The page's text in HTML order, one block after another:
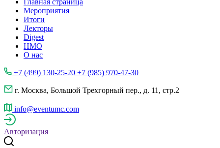
Главная страница
Мероприятия
Итоги
Лекторы
Digest
НМО
О нас
+7 (499) 130-25-20 +7 (985) 970-47-30
г. Москва, Большой Трехгорный пер., д. 11, стр.2
info@eventumc.com
Авторизация